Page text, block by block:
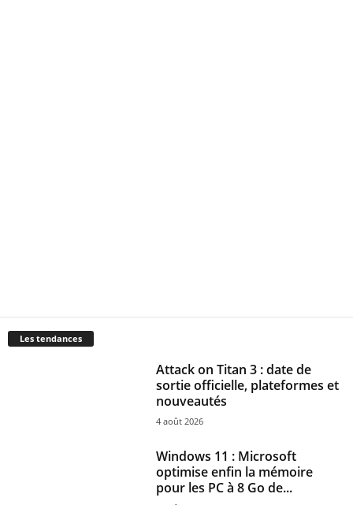
Les tendances
Attack on Titan 3 : date de
sortie officielle, plateformes et
nouveautés
4 août 2026
Windows 11 : Microsoft
optimise enfin la mémoire
pour les PC à 8 Go de...